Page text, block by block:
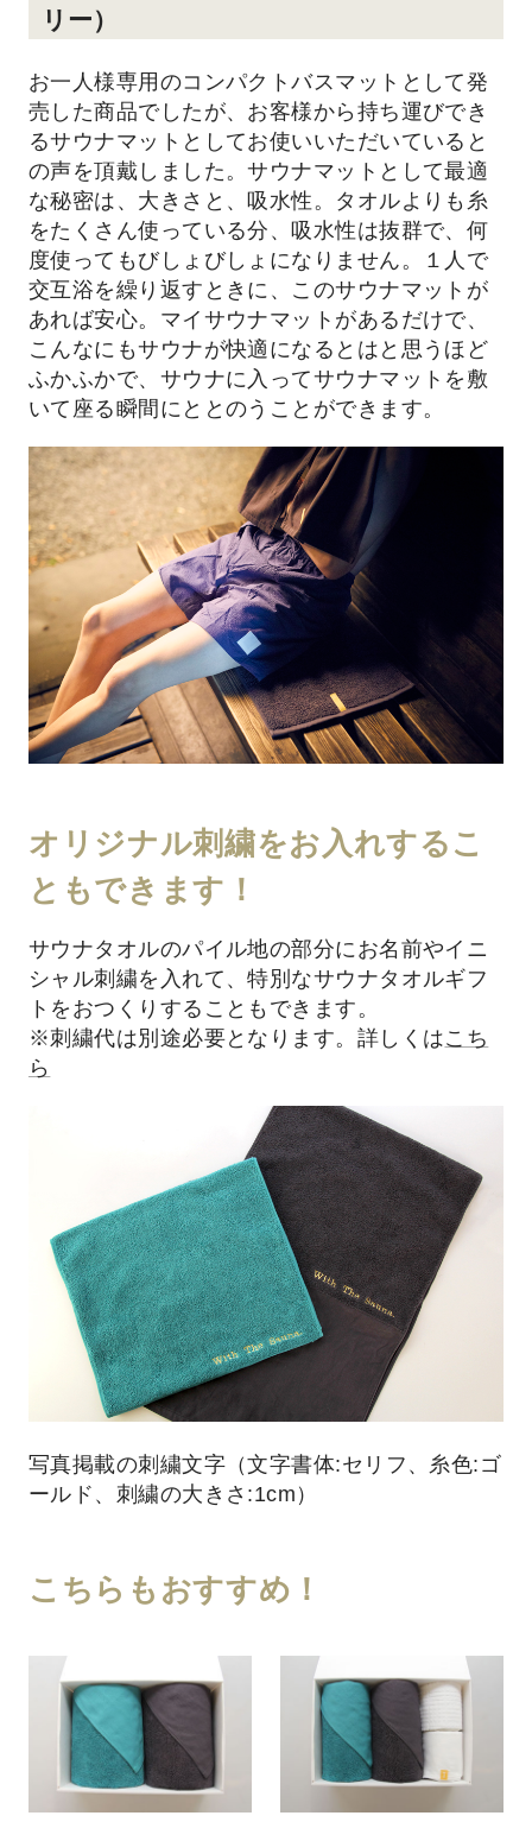
リー）
お一人様専用のコンパクトバスマットとして発
売した商品でしたが、お客様から持ち運びでき
るサウナマットとしてお使いいただいていると
の声を頂戴しました。サウナマットとして最適
な秘密は、大きさと、吸水性。タオルよりも糸
をたくさん使っている分、吸水性は抜群で、何
度使ってもびしょびしょになりません。１人で
交互浴を繰り返すときに、このサウナマットが
あれば安心。マイサウナマットがあるだけで、
こんなにもサウナが快適になるとはと思うほど
ふかふかで、サウナに入ってサウナマットを敷
いて座る瞬間にととのうことができます。
オリジナル刺繍をお入れするこ
ともできます！
サウナタオルのパイル地の部分にお名前やイニ
シャル刺繍を入れて、特別なサウナタオルギフ
トをおつくりすることもできます。
※刺繍代は別途必要となります。詳しくはこち
ら
写真掲載の刺繍文字（文字書体:セリフ、糸色:ゴ
ールド、刺繍の大きさ:1cm）
こちらもおすすめ！